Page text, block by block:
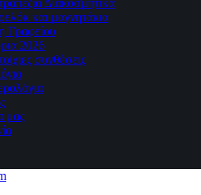
Διακοσμητικά
και μαγνητάκια
Γραφείου
2026
συνθέσεις
μας